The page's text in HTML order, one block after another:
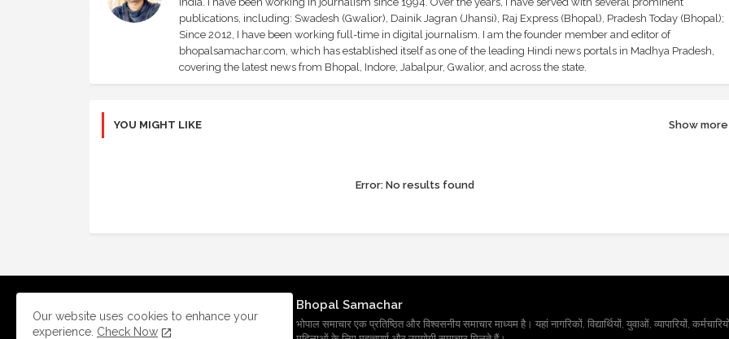
publications, including: Swadesh (Gwalior), Dainik Jagran (Jhansi), Raj Express (Bhopal), Pradesh Today (Bhopal);
Since 2012, I have been working full-time in digital journalism. I am the founder member and editor of
bhopalsamachar.com, which has established itself as one of the leading Hindi news portals in Madhya Pradesh,
covering the latest news from Bhopal, Indore, Jabalpur, Gwalior, and across the state.
YOU MIGHT LIKE Show more
Error:No results found
Bhopal Samachar
भोपाल समाचार एक प्रतिष्ठित और विश्वसनीय समाचार माध्यम है। यहां नागरिकों, विद्यार्थियों, युवाओं, व्यापारियों,
Our website uses cookies to enhance your
experience. Check Now